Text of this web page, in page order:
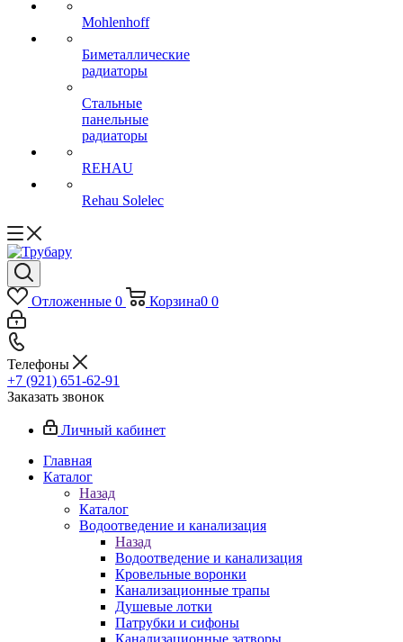
Mohlenhoff
Биметаллические
радиаторы
Стальные
панельные
радиаторы
REHAU
Rehau Solelec
Отложенные 0 Корзина0 0
Телефоны
+7 (921) 651-62-91
Заказать звонок
Личный кабинет
Главная
Каталог
Назад
Каталог
Водоотведение и канализация
Назад
Водоотведение и канализация
Кровельные воронки
Канализационные трапы
Душевые лотки
Патрубки и сифоны
Канализационные затворы